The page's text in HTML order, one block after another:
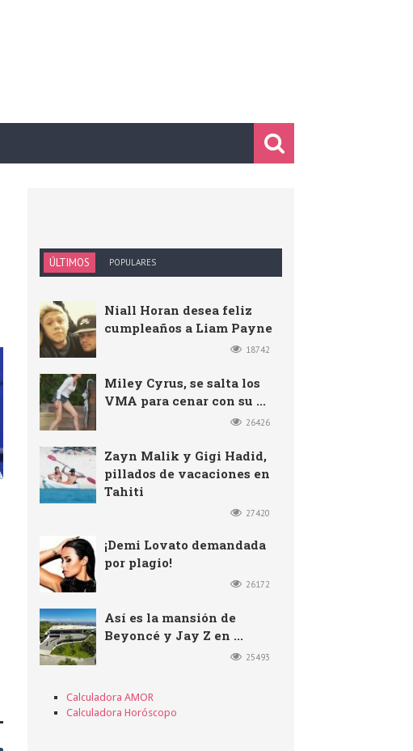
ÚLTIMOS POPULARES
Niall Horan desea feliz
cumpleaños a Liam Payne
18742
Miley Cyrus, se salta los
VMA para cenar con su ...
26426
Zayn Malik y Gigi Hadid,
pillados de vacaciones en
Tahiti
27420
¡Demi Lovato demandada
por plagio!
26172
Así es la mansión de
Beyoncé y Jay Z en ...
25493
Calculadora AMOR
Calculadora Horóscopo